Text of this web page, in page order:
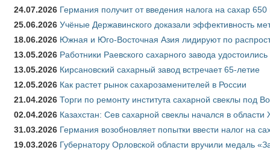
24.07.2026 Германия получит от введения налога на сахар
25.06.2026 Учёные Державинского доказали эффективность
18.06.2026 Южная и Юго-Восточная Азия лидируют по
13.05.2026 Работники Раевского сахарного завода удостоились
13.05.2026 Кирсановский сахарный завод встречает 65-летие
12.05.2026 Как растет рынок сахарозаменителей в России
21.04.2026 Торги по ремонту института сахарной свеклы под
02.04.2026 Казахстан: Сев сахарной свеклы начался в области
31.03.2026 Германия возобновляет попытки ввести налог на
19.03.2026 Губернатору Орловской области вручили медаль